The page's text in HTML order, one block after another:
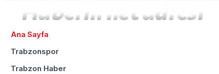
Ana Sayfa
Trabzonspor
Trabzon Haber